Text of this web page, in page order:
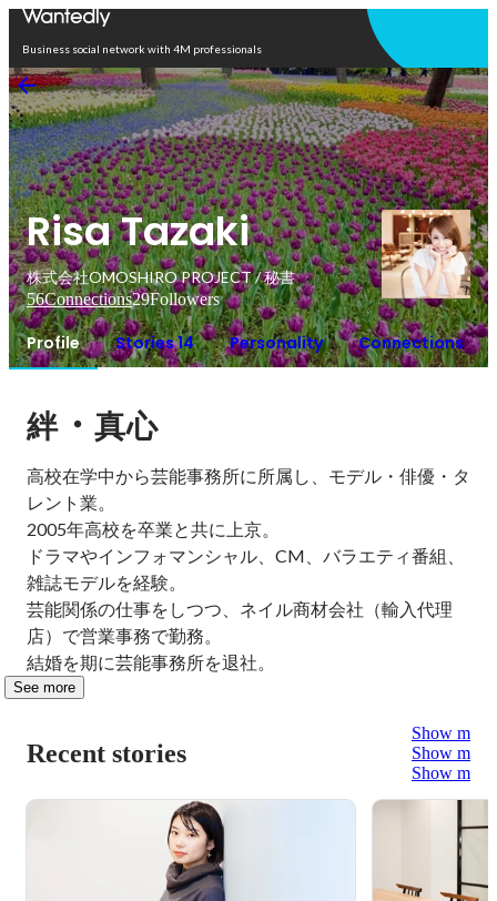
Business social network with 4M professionals
Risa Tazaki
株式会社OMOSHIRO PROJECT / 秘書
56Connections29Followers
Profile Stories 14 Personality Connections
絆・真心
高校在学中から芸能事務所に所属し、モデル・俳優・タ
レント業。
2005年高校を卒業と共に上京。
ドラマやインフォマンシャル、CM、バラエティ番組、
雑誌モデルを経験。
芸能関係の仕事をしつつ、ネイル商材会社（輸入代理
店）で営業事務で勤務。
結婚を期に芸能事務所を退社。
See more
Recent stories
Show more
Show more
Show more